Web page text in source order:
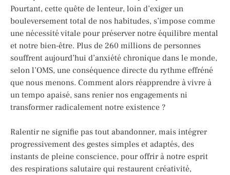
Pourtant, cette quête de lenteur, loin d’exiger un
bouleversement total de nos habitudes, s’impose comme
une nécessité vitale pour préserver notre équilibre mental
et notre bien-être. Plus de 260 millions de personnes
souffrent aujourd’hui d’anxiété chronique dans le monde,
selon l’OMS, une conséquence directe du rythme effréné
que nous menons. Comment alors réapprendre à vivre à
un tempo apaisé, sans renier nos engagements ni
transformer radicalement notre existence ?
Ralentir ne signifie pas tout abandonner, mais intégrer
progressivement des gestes simples et adaptés, des
instants de pleine conscience, pour offrir à notre esprit
des respirations salutaire qui restaurent créativité,